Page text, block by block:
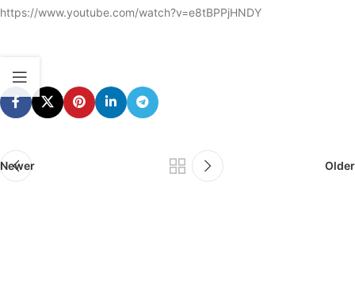
https://www.youtube.com/watch?v=e8tBPPjHNDY
Newer Older